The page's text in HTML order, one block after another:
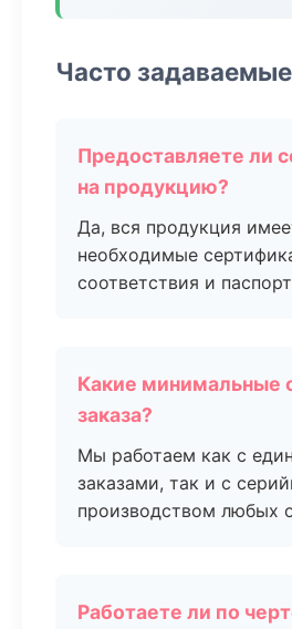
Часто
Предоставляете ли
на продукцию?
Да, вся продукция
необходимые
соответствия и
Какие минимальные
заказа?
Мы работаем как с
заказами, так и с
производством любых
Работаете ли по